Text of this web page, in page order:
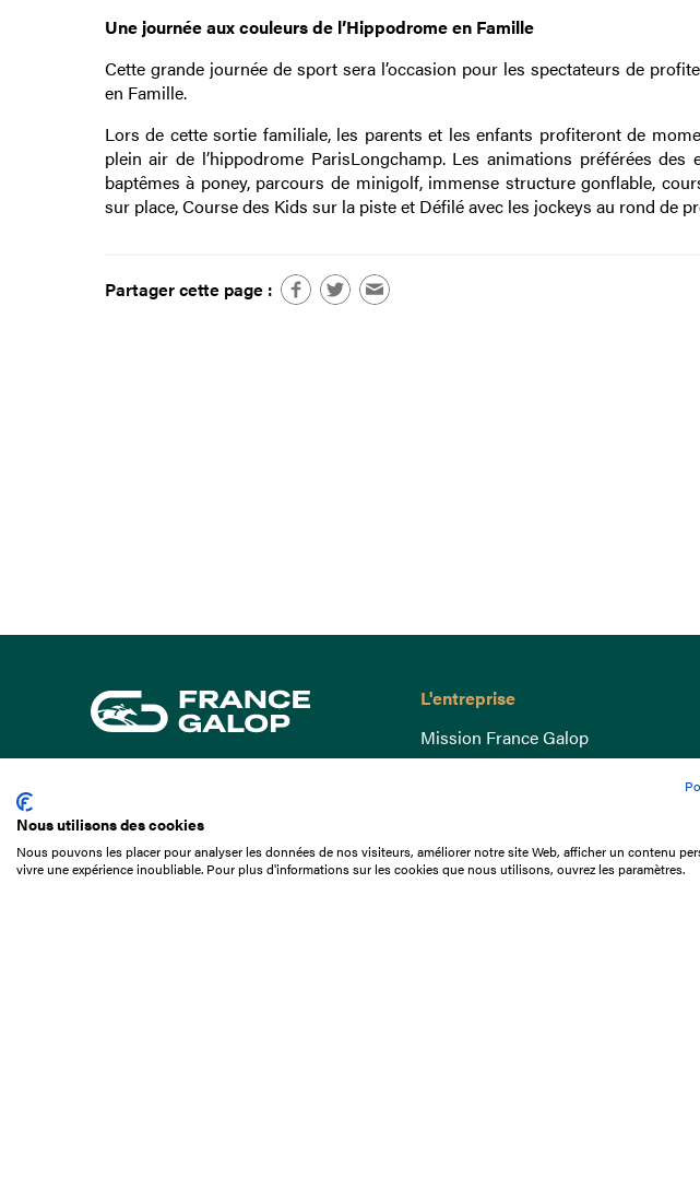
Une journée aux couleurs de l’Hippodrome en Famille
Cette grande journée de sport sera l’occasion pour les spectateurs de
en Famille.
Lors de cette sortie familiale, les parents et les enfants profiteront de
plein air de l’hippodrome ParisLongchamp. Les animations préférées
baptêmes à poney, parcours de minigolf, immense structure gonflable,
sur place, Course des Kids sur la piste et Défilé avec les jockeys au rond de
Partager cette page :
01 49 10 20 29
L'entreprise
Mission France Galop
Gouvernance
Comprendre les courses
Docuthèque
Nous utilisons des cookies
Nous pouvons les placer pour analyser les données de nos visiteurs, améliorer notre site Web, afficher un contenu
vivre une expérience inoubliable. Pour plus d'informations sur les cookies que nous utilisons, ouvrez les paramètres.